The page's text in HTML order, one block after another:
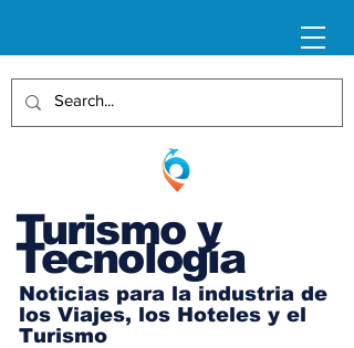
Turismo y
Tecnología
Noticias para la industria de
los Viajes, los Hoteles y el
Turismo